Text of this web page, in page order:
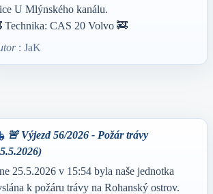
U Mlýnského kanálu.
Technika: CAS 20 Volvo 🚒
: JaK
🚨 Výjezd 56/2026 - Požár trávy
25.5.2026 v 15:54 byla naše jednotka
k požáru trávy na Rohanský ostrov.